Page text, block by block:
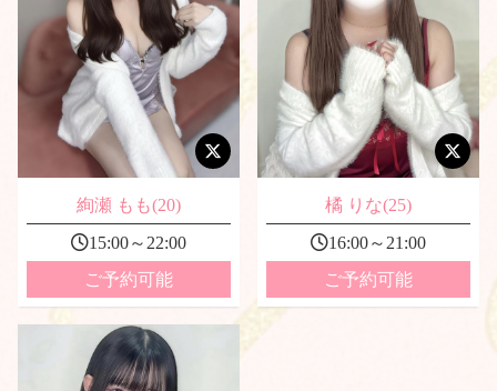
絢瀬 もも(20)
15:00～22:00
ご予約可能
橘 りな(25)
16:00～21:00
ご予約可能